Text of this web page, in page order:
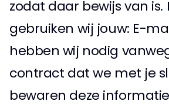
zodat daar bewijs van is.
gebruiken wij jouw: E-
hebben wij nodig
contract dat we met je
bewaren deze